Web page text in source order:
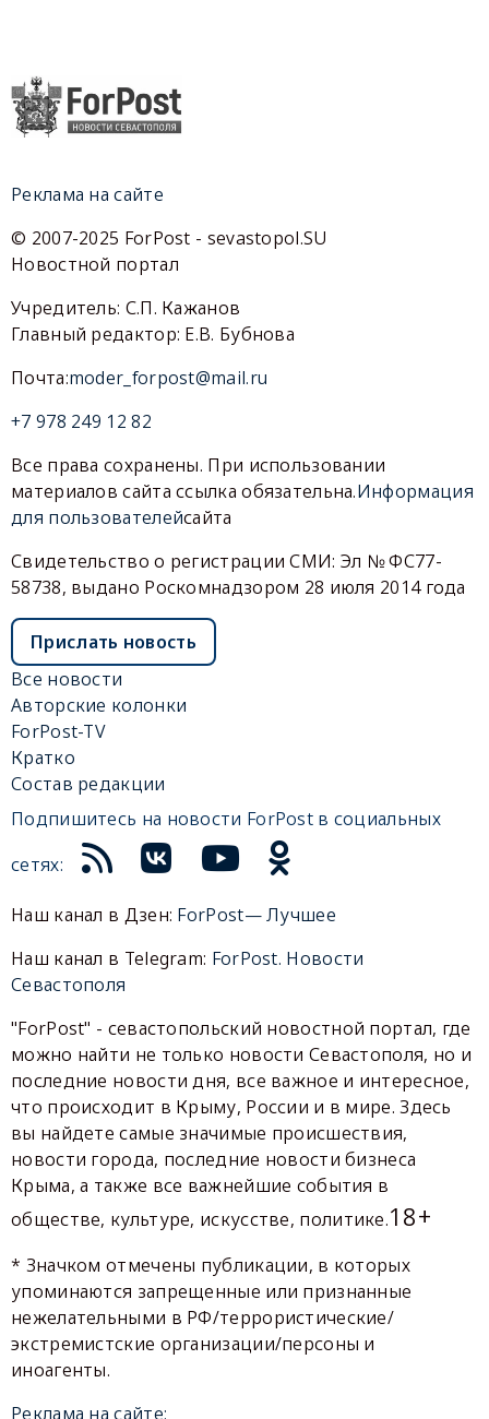
Реклама на сайте
© 2007-2025 ForPost - sevastopol.SU
Новостной портал
Учредитель: С.П. Кажанов
Главный редактор: Е.В. Бубнова
Почта:moder_forpost@mail.ru
+7 978 249 12 82
Все права сохранены. При использовании
материалов сайта ссылка обязательна.Информация
для пользователейсайта
Свидетельство о регистрации СМИ: Эл № ФС77-
58738, выдано Роскомнадзором 28 июля 2014 года
Прислать новость
Все новости
Авторские колонки
ForPost-TV
Кратко
Состав редакции
Подпишитесь на новости ForPost в социальных
сетях:
Наш канал в Дзен: ForPost— Лучшее
Наш канал в Telegram: ForPost. Новости
Севастополя
"ForPost" - севастопольский новостной портал, где
можно найти не только новости Севастополя, но и
последние новости дня, все важное и интересное,
что происходит в Крыму, России и в мире. Здесь
вы найдете самые значимые происшествия,
новости города, последние новости бизнеса
Крыма, а также все важнейшие события в
обществе, культуре, искусстве, политике.18+
* Значком отмечены публикации, в которых
упоминаются запрещенные или признанные
нежелательными в РФ/террористические/
экстремистские организации/персоны и
иноагенты.
Реклама на сайте: